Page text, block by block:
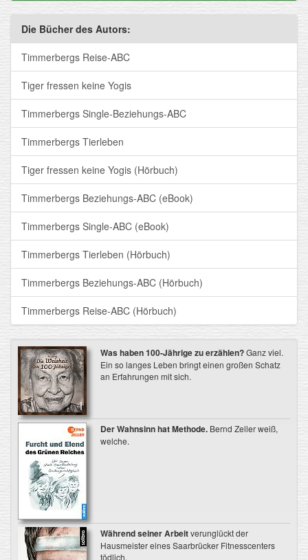
Die Bücher des Autors:
Timmerbergs Reise-ABC
Tiger fressen keine Yogis
Timmerbergs Single-Beziehungs-ABC
Timmerbergs Tierleben
Tiger fressen keine Yogis (Hörbuch)
Timmerbergs Beziehungs-ABC (eBook)
Timmerbergs Single-ABC (eBook)
Timmerbergs Tierleben (Hörbuch)
Timmerbergs Beziehungs-ABC (Hörbuch)
Timmerbergs Reise-ABC (Hörbuch)
Was haben 100-Jährige zu erzählen?Ganz viel.
Ein so langes Leben bringt einen großen Schatz
an Erfahrungen mit sich.
Der Wahnsinn hat Methode. Bernd Zeller weiß,
welche.
Während seiner Arbeitverunglückt der
Hausmeister eines Saarbrücker Fitnesscenters
tödlich.